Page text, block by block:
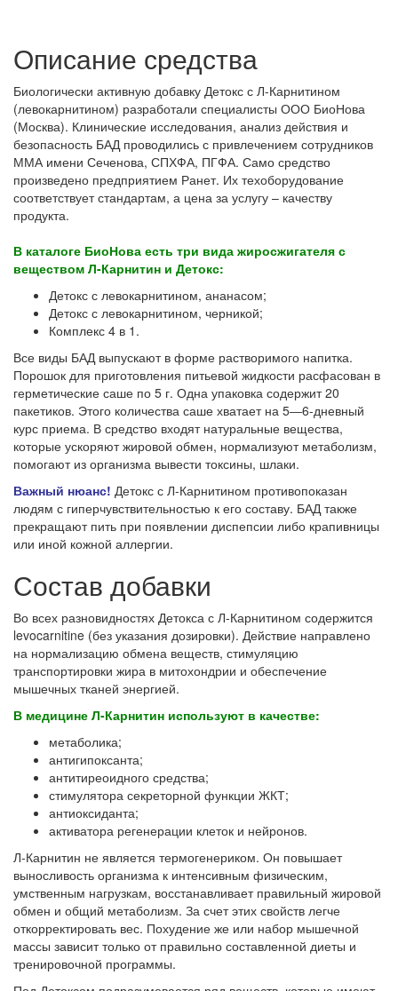
Описание средства
Биологически активную добавку Детокс с Л-Карнитином
(левокарнитином) разработали специалисты ООО БиоНова
(Москва). Клинические исследования, анализ действия и
безопасность БАД проводились с привлечением сотрудников
ММА имени Сеченова, СПХФА, ПГФА. Само средство
произведено предприятием Ранет. Их техоборудование
соответствует стандартам, а цена за услугу – качеству
продукта.
В каталоге БиоНова есть три вида жиросжигателя с
веществом Л-Карнитин и Детокс:
Детокс с левокарнитином, ананасом;
Детокс с левокарнитином, черникой;
Комплекс 4 в 1.
Все виды БАД выпускают в форме растворимого напитка.
Порошок для приготовления питьевой жидкости расфасован в
герметические саше по 5 г. Одна упаковка содержит 20
пакетиков. Этого количества саше хватает на 5―6-дневный
курс приема. В средство входят натуральные вещества,
которые ускоряют жировой обмен, нормализуют метаболизм,
помогают из организма вывести токсины, шлаки.
Важный нюанс! Детокс с Л-Карнитином противопоказан
людям с гиперчувствительностью к его составу. БАД также
прекращают пить при появлении диспепсии либо крапивницы
или иной кожной аллергии.
Состав добавки
Во всех разновидностях Детокса с Л-Карнитином содержится
levocarnitine (без указания дозировки). Действие направлено
на нормализацию обмена веществ, стимуляцию
транспортировки жира в митохондрии и обеспечение
мышечных тканей энергией.
В медицине Л-Карнитин используют в качестве:
метаболика;
антигипоксанта;
антитиреоидного средства;
стимулятора секреторной функции ЖКТ;
антиоксиданта;
активатора регенерации клеток и нейронов.
Л-Карнитин не является термогенериком. Он повышает
выносливость организма к интенсивным физическим,
умственным нагрузкам, восстанавливает правильный жировой
обмен и общий метаболизм. За счет этих свойств легче
откорректировать вес. Похудение же или набор мышечной
массы зависит только от правильно составленной диеты и
тренировочной программы.